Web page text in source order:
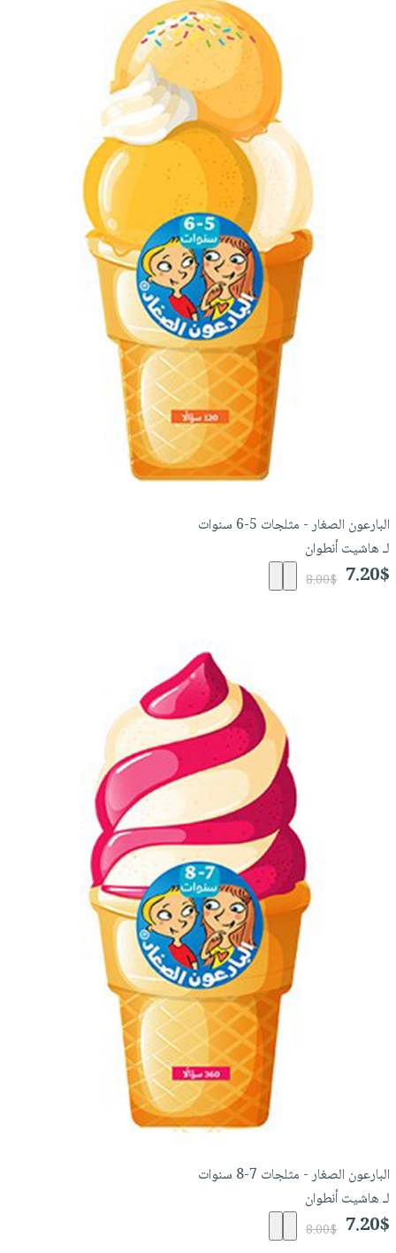
البارعون الصغار - مثلجات 5-6 سنوات
لـ هاشيت أنطوان
7.20$
8.00$
البارعون الصغار - مثلجات 7-8 سنوات
لـ هاشيت أنطوان
7.20$
8.00$